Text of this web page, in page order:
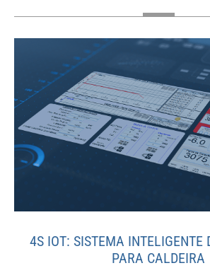
4S IOT: SISTEMA INTELIGENTE
PARA CALDEIRA